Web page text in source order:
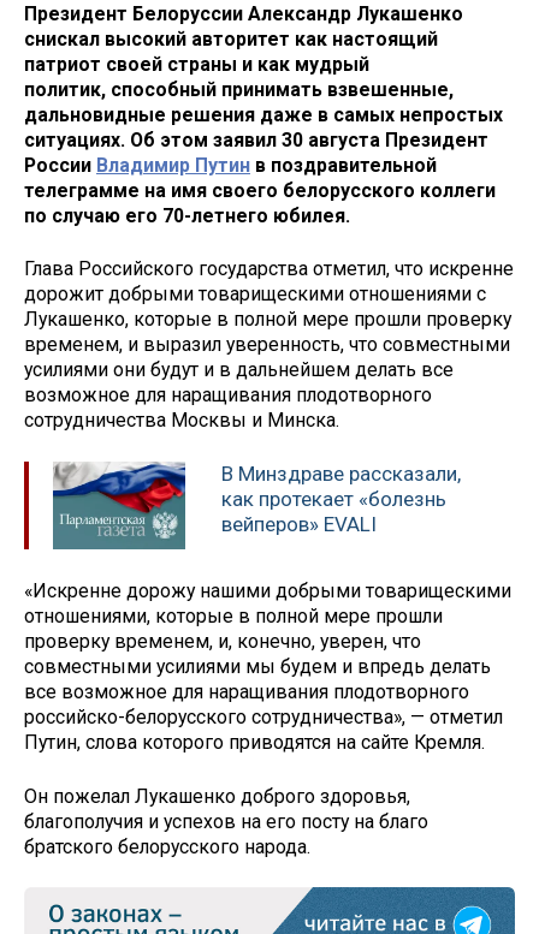
Президент Белоруссии Александр Лукашенко
снискал высокий авторитет как настоящий
патриот своей страны и как мудрый
политик, способный принимать взвешенные,
дальновидные решения даже в самых непростых
ситуациях. Об этом заявил 30 августа Президент
России Владимир Путин в поздравительной
телеграмме на имя своего белорусского коллеги
по случаю его 70-летнего юбилея.
Глава Российского государства отметил, что искренне
дорожит добрыми товарищескими отношениями с
Лукашенко, которые в полной мере прошли проверку
временем, и выразил уверенность, что совместными
усилиями они будут и в дальнейшем делать все
возможное для наращивания плодотворного
сотрудничества Москвы и Минска.
В Минздраве рассказали,
как протекает «болезнь
вейперов» EVALI
«Искренне дорожу нашими добрыми товарищескими
отношениями, которые в полной мере прошли
проверку временем, и, конечно, уверен, что
совместными усилиями мы будем и впредь делать
все возможное для наращивания плодотворного
российско-белорусского сотрудничества», — отметил
Путин, слова которого приводятся на сайте Кремля.
Он пожелал Лукашенко доброго здоровья,
благополучия и успехов на его посту на благо
братского белорусского народа.